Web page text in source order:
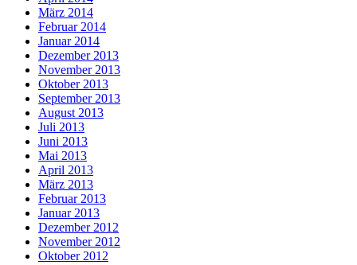
März 2014
Februar 2014
Januar 2014
Dezember 2013
November 2013
Oktober 2013
September 2013
August 2013
Juli 2013
Juni 2013
Mai 2013
April 2013
März 2013
Februar 2013
Januar 2013
Dezember 2012
November 2012
Oktober 2012